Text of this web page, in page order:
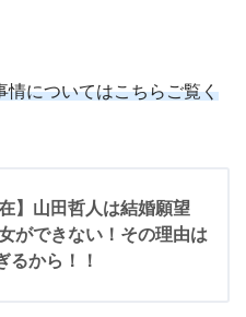
情についてはこちらご覧く
】山田哲人は結婚願望
ができない！その理由は
るから！！